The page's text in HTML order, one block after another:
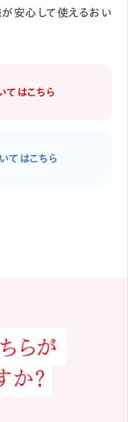
安心して使えるおい
てはこちら
てはこちら